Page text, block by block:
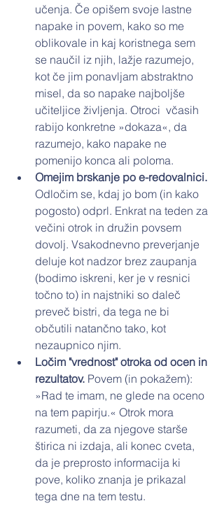
učenja. Če opišem svoje lastne
napake in povem, kako so me
oblikovale in kaj koristnega sem
se naučil iz njih, lažje razumejo,
kot če jim ponavljam abstraktno
misel, da so napake najboljše
učiteljice življenja. Otroci  včasih
rabijo konkretne »dokaza«, da
razumejo, kako napake ne
pomenijo konca ali poloma.
Omejim brskanje po e-redovalnici.
Odločim se, kdaj jo bom (in kako
pogosto) odprl. Enkrat na teden za
večini otrok in družin povsem
dovolj. Vsakodnevno preverjanje
deluje kot nadzor brez zaupanja
(bodimo iskreni, ker je v resnici
točno to) in najstniki so daleč
preveč bistri, da tega ne bi
občutili natančno tako, kot
nezaupnico njim.
Ločim "vrednost" otroka od ocen in
rezultatov. Povem (in pokažem):
»Rad te imam, ne glede na oceno
na tem papirju.« Otrok mora
razumeti, da za njegove starše
štirica ni izdaja, ali konec cveta,
da je preprosto informacija ki
pove, koliko znanja je prikazal
tega dne na tem testu.